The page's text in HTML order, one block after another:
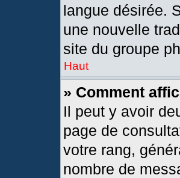
langue désirée.
une nouvelle
site du groupe
Haut
» Comment
Il peut y avoir
page de
votre rang,
nombre de